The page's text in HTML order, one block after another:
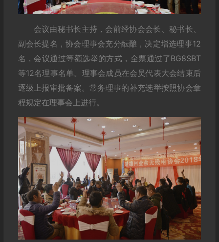
会议由秘书长主持，会前经协会会长、秘书长、
副会长提名，协会理事会充分酝酿，决定增选理事12
名，会议通过等额选举的方式，全票通过了BG8SBT
等12名理事名单。理事会成员在会员代表大会结束后
逐级上报审批备案。常务理事的补充选举按照协会章
程规定在理事会上进行。